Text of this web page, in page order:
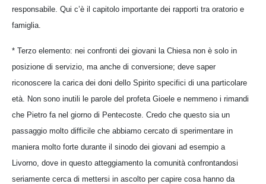
responsabile. Qui c’è il capitolo importante dei rapporti tra oratorio e
famiglia.
* Terzo elemento: nei confronti dei giovani la Chiesa non è solo in
posizione di servizio, ma anche di conversione; deve saper
riconoscere la carica dei doni dello Spirito specifici di una particolare
età. Non sono inutili le parole del profeta Gioele e nemmeno i rimandi
che Pietro fa nel giorno di Pentecoste. Credo che questo sia un
passaggio molto difficile che abbiamo cercato di sperimentare in
maniera molto forte durante il sinodo dei giovani ad esempio a
Livorno, dove in questo atteggiamento la comunità confrontandosi
seriamente cerca di mettersi in ascolto per capire cosa hanno da